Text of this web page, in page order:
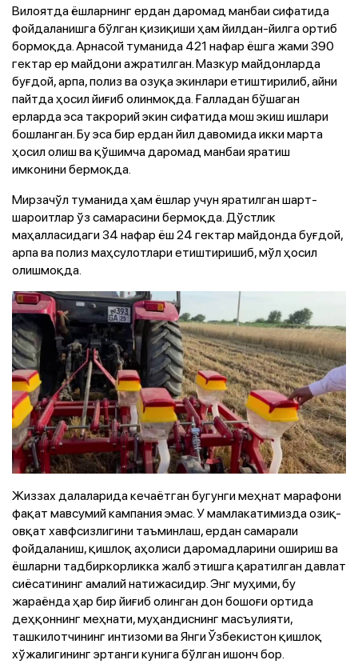
Вилоятда ёшларнинг ердан даромад манбаи сифатида
фойдаланишга бўлган қизиқиши ҳам йилдан-йилга ортиб
бормоқда. Арнасой туманида 421 нафар ёшга жами 390
гектар ер майдони ажратилган. Мазкур майдонларда
буғдой, арпа, полиз ва озуқа экинлари етиштирилиб, айни
пайтда ҳосил йиғиб олинмоқда. Ғалладан бўшаган
ерларда эса такрорий экин сифатида мош экиш ишлари
бошланган. Бу эса бир ердан йил давомида икки марта
ҳосил олиш ва қўшимча даромад манбаи яратиш
имконини бермоқда.
Мирзачўл туманида ҳам ёшлар учун яратилган шарт-
шароитлар ўз самарасини бермоқда. Дўстлик
маҳалласидаги 34 нафар ёш 24 гектар майдонда буғдой,
арпа ва полиз маҳсулотлари етиштиришиб, мўл ҳосил
олишмоқда.
Жиззах далаларида кечаётган бугунги меҳнат марафони
фақат мавсумий кампания эмас. У мамлакатимизда озиқ-
овқат хавфсизлигини таъминлаш, ердан самарали
фойдаланиш, қишлоқ аҳолиси даромадларини ошириш ва
ёшларни тадбиркорликка жалб этишга қаратилган давлат
сиёсатининг амалий натижасидир. Энг муҳими, бу
жараёнда ҳар бир йиғиб олинган дон бошоғи ортида
деҳқоннинг меҳнати, муҳандиснинг масъулияти,
ташкилотчининг интизоми ва Янги Ўзбекистон қишлоқ
хўжалигининг эртанги кунига бўлган ишонч бор.